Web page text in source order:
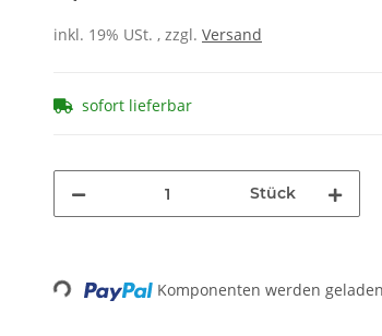
inkl. 19% USt. , zzgl. Versand
sofort lieferbar
Stück
Loading... Komponenten werden